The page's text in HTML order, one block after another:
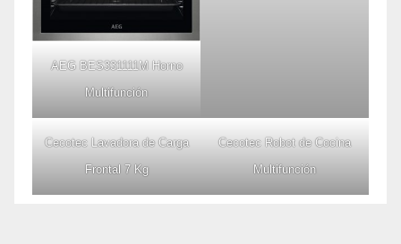
AEG BES331111M Horno
Multifunción
Cecotec Lavadora de Carga
Frontal 7 Kg
Cecotec Robot de Cocina
Multifunción